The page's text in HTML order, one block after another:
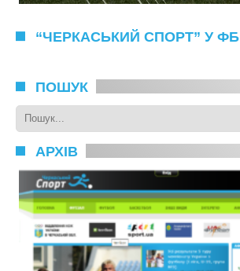
“ЧЕРКАСЬКИЙ СПОРТ” У ФБ
ПОШУК
АРХІВ